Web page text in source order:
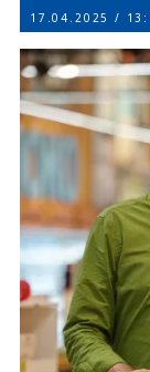
17.04.2025 /